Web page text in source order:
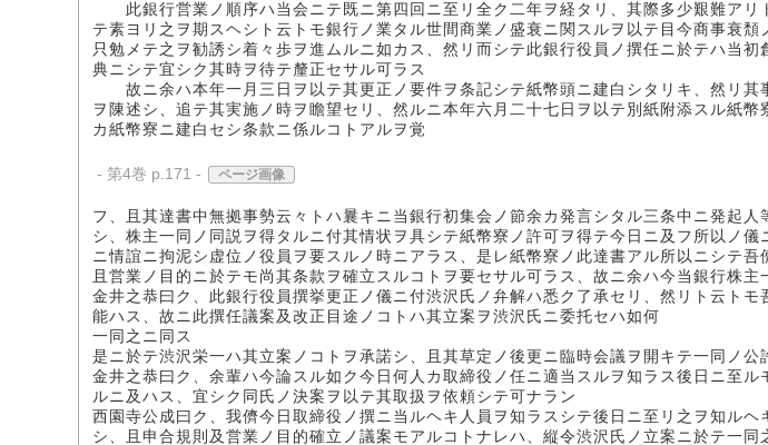
此銀行営業ノ順序ハ当会ニテ既ニ第四回ニ至リ全ク二年ヲ経タリ、其際多少艱難アリ
テ素ヨリ之ヲ期スヘシト云トモ銀行ノ業タル世間商業ノ盛衰ニ関スルヲ以テ目今商事衰
只勉メテ之ヲ勧誘シ着々歩ヲ進ムルニ如カス、然リ而シテ此銀行役員ノ撰任ニ於テハ当
典ニシテ宜シク其時ヲ待テ釐正セサル可ラス
故ニ余ハ本年一月三日ヲ以テ其更正ノ要件ヲ条記シテ紙幣頭ニ建白シタリキ、然リ其
ヲ陳述シ、追テ其実施ノ時ヲ瞻望セリ、然ルニ本年六月二十七日ヲ以テ別紙附添スル紙
カ紙幣寮ニ建白セシ条款ニ係ルコトアルヲ覚
- 第4巻 p.171 - ページ画像
フ、且其達書中無拠事勢云々トハ曩キニ当銀行初集会ノ節余カ発言シタル三条中ニ発起
シ、株主一同ノ同説ヲ得タルニ付其情状ヲ具シテ紙幣寮ノ許可ヲ得テ今日ニ及フ所以ノ
ニ情誼ニ拘泥シ虚位ノ役員ヲ要スルノ時ニアラス、是レ紙幣寮ノ此達書アル所以ニシテ
且営業ノ目的ニ於テモ尚其条款ヲ確立スルコトヲ要セサル可ラス、故ニ余ハ今当銀行株
金井之恭曰ク、此銀行役員撰挙更正ノ儀ニ付渋沢氏ノ弁解ハ悉ク了承セリ、然リト云ト
能ハス、故ニ此撰任議案及改正目途ノコトハ其立案ヲ渋沢氏ニ委托セハ如何
一同之ニ同ス
是ニ於テ渋沢栄一ハ其立案ノコトヲ承諾シ、且其草定ノ後更ニ臨時会議ヲ開キテ一同ノ公
金井之恭曰ク、余輩ハ今論スル如ク今日何人カ取締役ノ任ニ適当スルヲ知ラス後日ニ至
ルニ及ハス、宜シク同氏ノ決案ヲ以テ其取扱ヲ依頼シテ可ナラン
西園寺公成曰ク、我儕今日取締役ノ撰ニ当ルヘキ人員ヲ知ラスシテ後日ニ至リ之ヲ知ル
シ、且申合規則及営業ノ目的確立ノ議案モアルコトナレハ、縦令渋沢氏ノ立案ニ於テ一